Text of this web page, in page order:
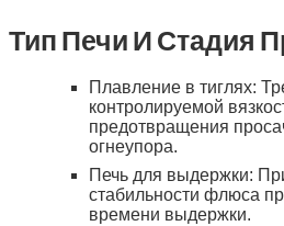
Тип Печи И Стадия
Плавление в тиглях:
контролируемой
предотвращения
огнеупора.
Печь для выдержки:
стабильности флюса
времени выдержки.